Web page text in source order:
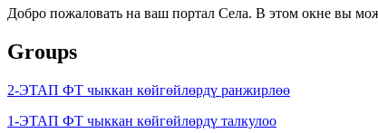
Добро пожаловать на ваш портал Села. В этом окне вы
Groups
2-ЭТАП ФТ чыккан көйгөйлөрдү ранжирлөө
1-ЭТАП ФТ чыккан көйгөйлөрдү талкулоо